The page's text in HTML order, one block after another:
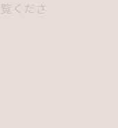
くださ